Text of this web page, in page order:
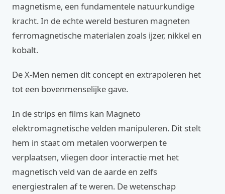
magnetisme, een fundamentele natuurkundige
kracht. In de echte wereld besturen magneten
ferromagnetische materialen zoals ijzer, nikkel en
kobalt.
De X-Men nemen dit concept en extrapoleren het
tot een bovenmenselijke gave.
In de strips en films kan Magneto
elektromagnetische velden manipuleren. Dit stelt
hem in staat om metalen voorwerpen te
verplaatsen, vliegen door interactie met het
magnetisch veld van de aarde en zelfs
energiestralen af te weren. De wetenschap